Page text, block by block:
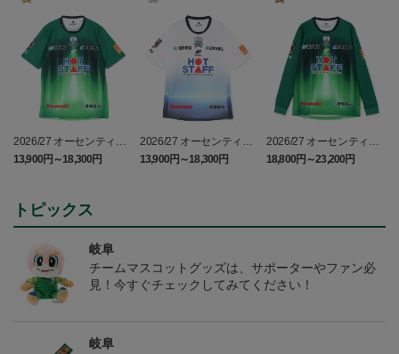
2026/27 オーセンティッ
クユニフォーム半袖 FP1s
13,900円～18,300円
2026/27 オーセンティッ
クユニフォーム半袖 FP2
nd~岐阜かかみがはら航
13,900円～18,300円
2026/27 オーセンティッ
クユニフォーム フィール
ドプレイヤー 1st 長袖
18,800円～23,200円
トピックス
岐阜
チームマスコットグッズは、サポーターやファン必
見！今すぐチェックしてみてください！
岐阜